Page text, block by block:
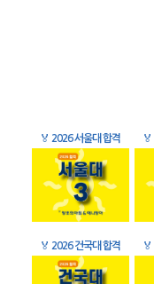
🏅 2026 서울대 합격 🏅
🏅 2026 건국대 합격 🏅